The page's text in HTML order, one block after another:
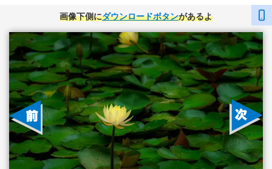
画像下側にダウンロードボタンがあるよ